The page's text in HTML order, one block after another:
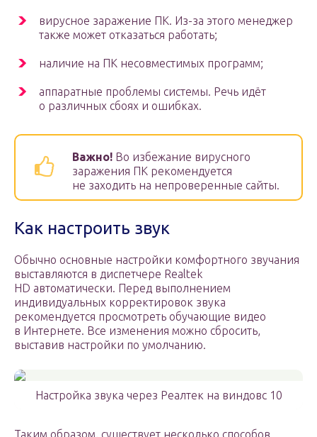
вирусное заражение ПК. Из-за этого менеджер
также может отказаться работать;
наличие на ПК несовместимых программ;
аппаратные проблемы системы. Речь идёт
о различных сбоях и ошибках.
Важно! Во избежание вирусного
заражения ПК рекомендуется
не заходить на непроверенные сайты.
Как настроить звук
Обычно основные настройки комфортного звучания
выставляются в диспетчере Realtek
HD автоматически. Перед выполнением
индивидуальных корректировок звука
рекомендуется просмотреть обучающие видео
в Интернете. Все изменения можно сбросить,
выставив настройки по умолчанию.
Настройка звука через Реалтек на виндовс 10
Таким образом, существует несколько способов